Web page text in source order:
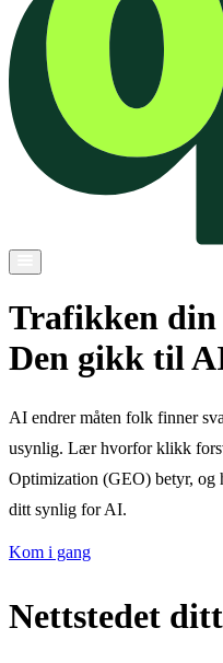
Trafikken
Den gikk til
AI endrer måten folk finner
usynlig. Lær hvorfor klikk
Optimization (GEO) betyr, og
ditt synlig for AI.
Kom i gang
Nettstedet